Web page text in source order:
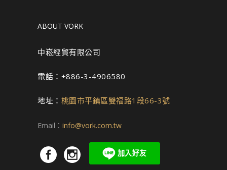
ABOUT VORK
中崧經貿有限公司
電話：+886-3-4906580
地址： 桃園市平鎮區雙福路1段66-3號
Email： info@vork.com.tw